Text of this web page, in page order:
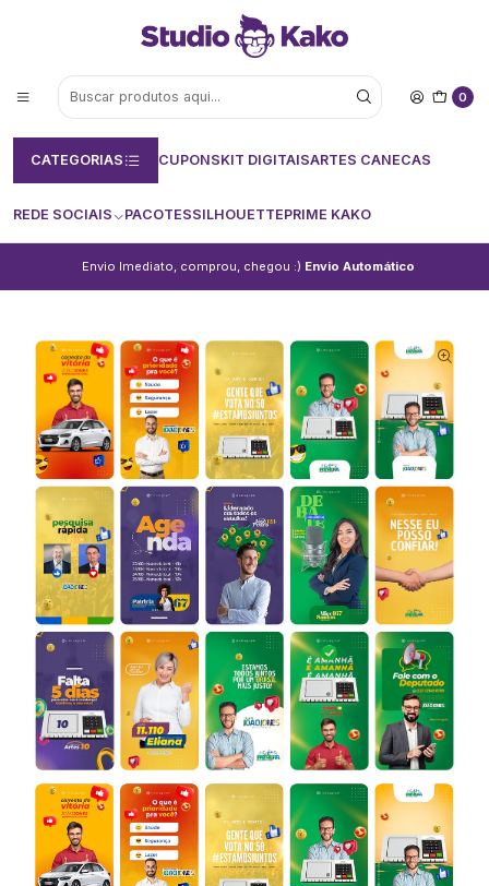
0
CATEGORIAS CUPONSKIT DIGITAISARTES CANECAS
REDE SOCIAIS PACOTESSILHOUETTEPRIME KAKO
Envio Imediato, comprou, chegou :) Envio Automático